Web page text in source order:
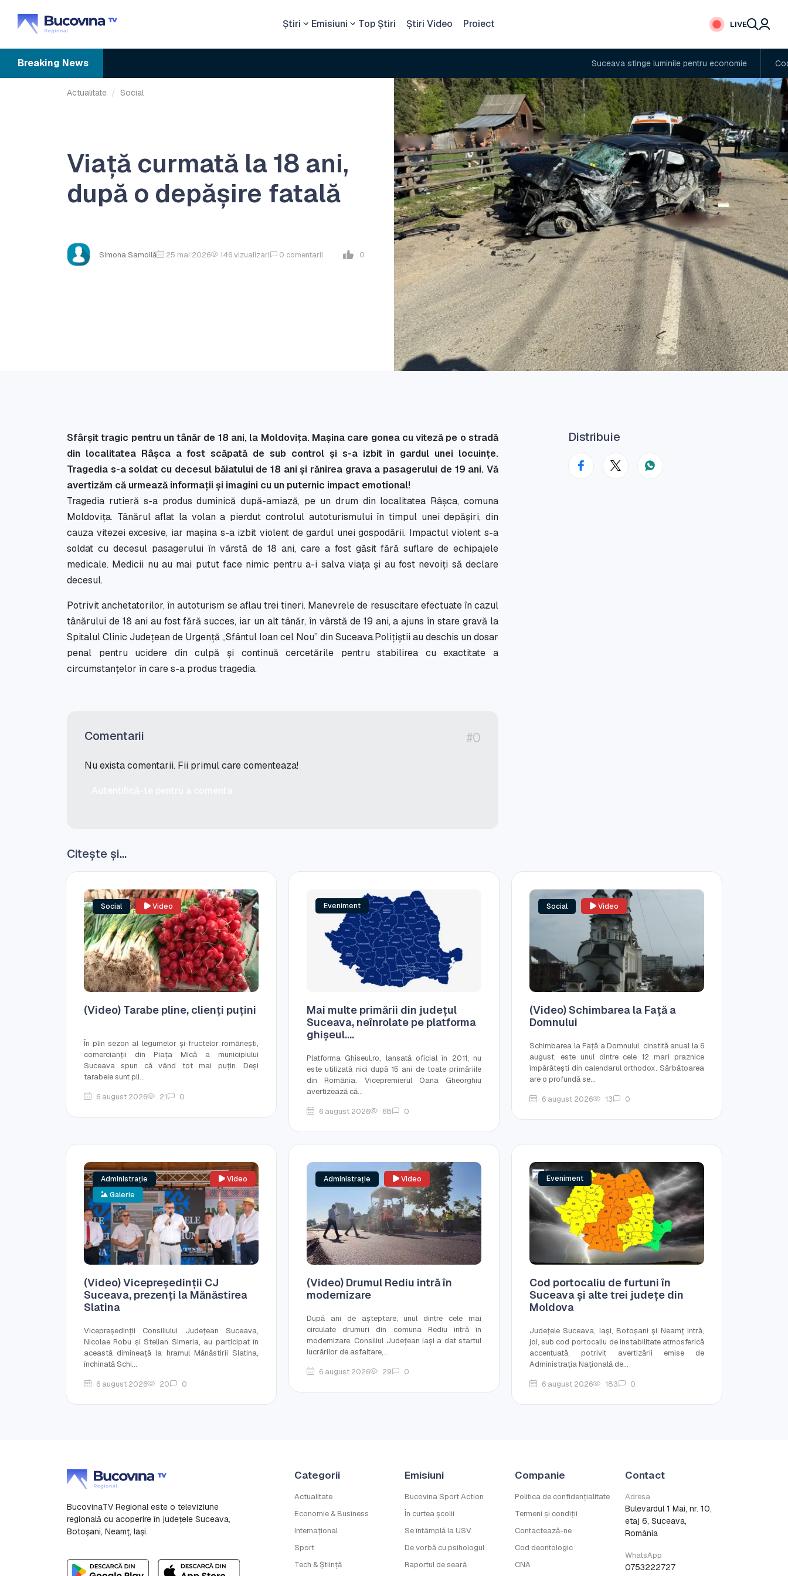
Știri Emisiuni Top Știri Știri Video Proiect LIVE
Breaking News Suceava stinge luminile pentru economie Cod
Actualitate Social
Viață curmată la 18 ani,
după o depășire fatală
Simona Samoilă 25 mai 2026 146vizualizari 0 comentarii 0
Sfârșit tragic pentru un tânăr de 18 ani, la Moldovița. Mașina care gonea cu viteză pe o stradă
din localitatea Râșca a fost scăpată de sub control și s-a izbit în gardul unei locuințe.
Tragedia s-a soldat cu decesul băiatului de 18 ani și rănirea grava a pasagerului de 19 ani. Vă
avertizăm că urmează informații și imagini cu un puternic impact emotional!
Tragedia rutieră s-a produs duminică după-amiază, pe un drum din localitatea Râșca, comuna
Moldovița. Tânărul aflat la volan a pierdut controlul autoturismului în timpul unei depășiri, din
cauza vitezei excesive, iar mașina s-a izbit violent de gardul unei gospodării. Impactul violent s-a
soldat cu decesul pasagerului în vârstă de 18 ani, care a fost găsit fără suflare de echipajele
medicale. Medicii nu au mai putut face nimic pentru a-i salva viața și au fost nevoiți să declare
decesul.
Potrivit anchetatorilor, în autoturism se aflau trei tineri. Manevrele de resuscitare efectuate în cazul
tânărului de 18 ani au fost fără succes, iar un alt tânăr, în vârstă de 19 ani, a ajuns în stare gravă la
Spitalul Clinic Județean de Urgență „Sfântul Ioan cel Nou” din Suceava.Polițiștii au deschis un dosar
penal pentru ucidere din culpă și continuă cercetările pentru stabilirea cu exactitate a
circumstanțelor în care s-a produs tragedia.
Comentarii #0
Nu exista comentarii. Fii primul care comenteaza!
Distribuie
Citește și...
Social Video
(Video) Tarabe pline, clienți puțini
În plin sezon al legumelor și fructelor românești,
comercianții din Piața Mică a municipiului
Suceava spun că vând tot mai puțin. Deși
tarabele sunt pli...
6 august 2026
21 0
Eveniment
Mai multe primării din județul
Suceava, neînrolate pe platforma
ghișeul....
Platforma Ghiseul.ro, lansată oficial în 2011, nu
este utilizată nici după 15 ani de toate primăriile
din România. Vicepremierul Oana Gheorghiu
avertizează că...
6 august 2026
68 0
Social Video
(Video) Schimbarea la Față a
Domnului
Schimbarea la Față a Domnului, cinstită anual la 6
august, este unul dintre cele 12 mari praznice
împărătești din calendarul orthodox. Sărbătoarea
are o profundă se...
6 august 2026
13 0
Administrație
Video
Galerie
(Video) Vicepreședinții CJ
Suceava, prezenți la Mănăstirea
Slatina
Vicepreședinții Consiliului Județean Suceava,
Nicolae Robu și Stelian Simeria, au participat în
această dimineață la hramul Mănăstirii Slatina,
închinată Schi...
6 august 2026
20 0
Administrație Video
(Video) Drumul Rediu intră în
modernizare
După ani de așteptare, unul dintre cele mai
circulate drumuri din comuna Rediu intră în
modernizare. Consiliul Județean Iași a dat startul
lucrărilor de asfaltare,...
6 august 2026
29 0
Eveniment
Cod portocaliu de furtuni în
Suceava și alte trei județe din
Moldova
Județele Suceava, Iași, Botoșani și Neamț intră,
joi, sub cod portocaliu de instabilitate atmosferică
accentuată, potrivit avertizării emise de
Administrația Națională de...
6 august 2026
183 0
BucovinaTV Regional este o televiziune
regională cu acoperire în județele Suceava,
Botoşani, Neamț, Iași.
Categorii
Actualitate
Economie & Business
Internațional
Sport
Tech & Știință
Emisiuni
Bucovina Sport Action
În curtea școlii
Se întâmplă la USV
De vorbă cu psihologul
Raportul de seară
Companie
Politica de confidențialitate
Termeni și condiții
Contactează-ne
Cod deontologic
CNA
Contact
Adresa
Bulevardul 1 Mai, nr. 10,
etaj 6, Suceava,
România
WhatsApp
0753222727